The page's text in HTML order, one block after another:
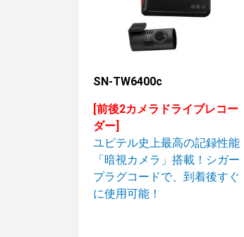
SN-TW6400c
[前後2カメラドライブレコー
ダー]
ユピテル史上最高の記録性能
「暗視カメラ」搭載！シガー
プラグコードで、到着後すぐ
に使用可能！